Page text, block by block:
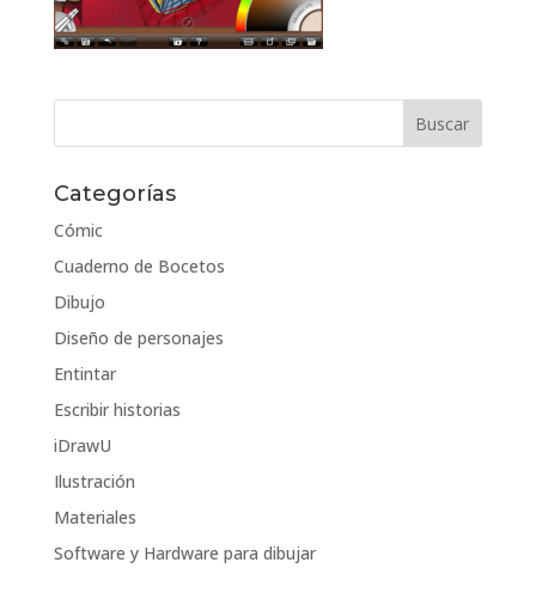
Categorías
Cómic
Cuaderno de Bocetos
Dibujo
Diseño de personajes
Entintar
Escribir historias
iDrawU
Ilustración
Materiales
Software y Hardware para dibujar